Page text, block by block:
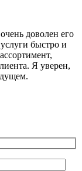
доволен его
быстро и
Я уверен,